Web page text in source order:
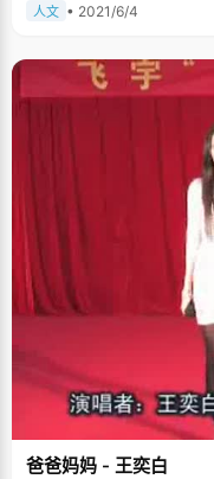
人文 • 2021/6/4
爸爸妈妈 - 王奕白